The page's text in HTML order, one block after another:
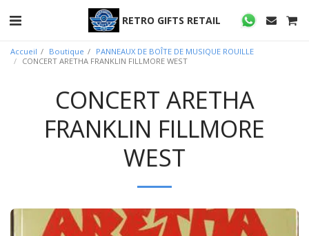
RETRO GIFTS RETAIL
Accueil Boutique
PANNEAUX DE BOÎTE DE MUSIQUE ROUILLE
CONCERT ARETHA FRANKLIN FILLMORE WEST
CONCERT ARETHA
FRANKLIN FILLMORE
WEST